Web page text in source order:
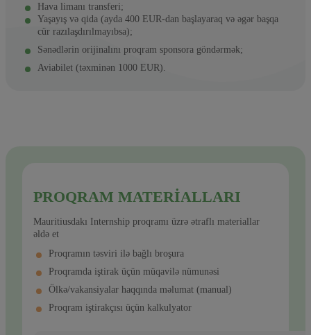
Hava limanı transferi;
Yaşayış və qida (ayda 400 EUR-dan başlayaraq və əgər başqa
cür razılaşdırılmayıbsa);
Sənədlərin orijinalını proqram sponsora göndərmək;
Aviabilet (təxminən 1000 EUR).
PROQRAM MATERIALLARI
Mauritiusdakı Internship proqramı üzrə ətraflı materiallar
əldə et
Proqramın təsviri ilə bağlı broşura
Proqramda iştirak üçün müqavilə nümunəsi
Ölkə/vakansiyalar haqqında məlumat (manual)
Proqram iştirakçısı üçün kalkulyator